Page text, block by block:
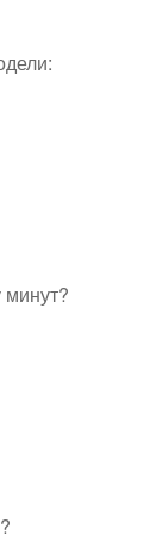
минут?